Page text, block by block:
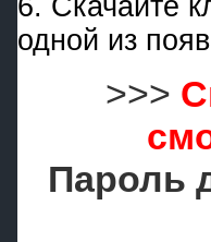
6. Скачайте
одной из
>>>
Пароль